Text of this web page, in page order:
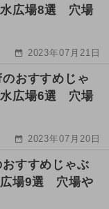
広場8選 穴場
2023年07月21日
のおすすめじゃ
広場6選 穴場
2023年07月20日
おすすめじゃぶ
広場9選 穴場や